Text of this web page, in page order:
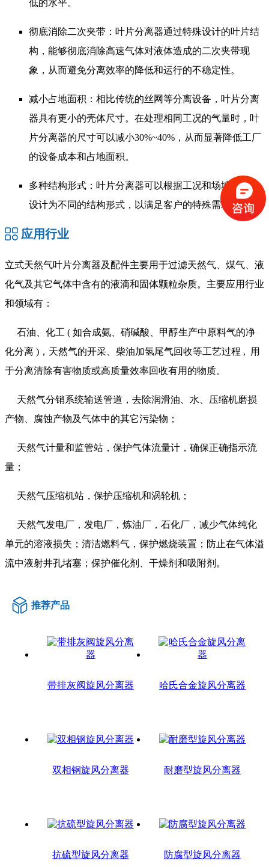
低的水平。
彻底消除二次夹带：叶片分离器通过特殊设计的叶片结
构，能够彻底消除高速气体对液体造成的二次夹带现
象，从而避免分离效率的降低和运行的不稳定性。
减小占地面积：相比传统的丝网等分离设备，叶片分离
器具有更小的壳体尺寸。在处理相同工况的气量时，叶
片分离器的尺寸可以减小30%~40%，从而显著降低工厂
的设备成本和占地面积。
多种结构形式：叶片分离器可以根据工况和场地要求，
设计为不同的结构形式，以满足客户的特殊需求。
应用行业
立式天然气叶片分离器及配件主要用于过滤天然气、煤气、液
化气及其它气体中含有的液滴和固体颗粒杂质。主要应用行业
和领域有：
石油、化工 ( 如合成氨、硝碱酸、甲醇生产中原料气的净
化分离 )，天然气的开采、柴油加氢尾气回收等工艺过程 , 用
于分离清除有害物质或高质量效率回收有用的物质。
天然气分销系统输送管道，去除润滑油、水、压缩机磨损
产物、腐蚀产物及气体中的其它污染物；
天然气计量和监管站，保护气体流量计，确保正确指示流
量；
天然气压缩机站，保护压缩机和涡轮机；
天然气发电厂，发电厂，炼油厂，石化厂，减少气体纯化
单元的溶液损失；清洁燃料气，保护燃烧装置；防止在气体溢
流中液射井孔堵塞；保护催化剂、干燥剂和吸附剂。
推荐产品
带排灰阀旋风分离器 哈氏合金旋风分离器
双相钢旋风分离器 耐磨型旋风分离器
抗硫型旋风分离器 防腐型旋风分离器